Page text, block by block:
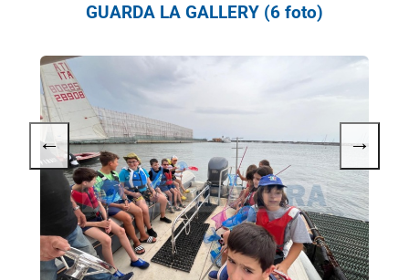
GUARDA LA GALLERY (6 foto)
← →